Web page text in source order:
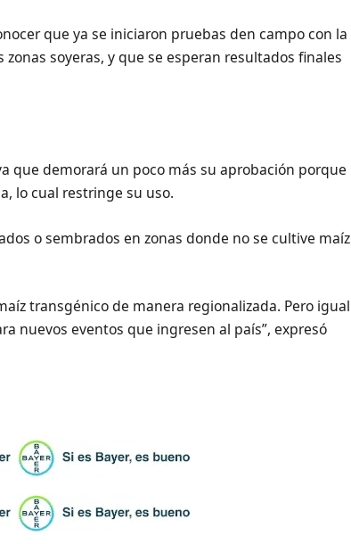
que ya se iniciaron pruebas den campo con la
soyeras, y que se esperan resultados finales
que demorará un poco más su aprobación porque
lo cual restringe su uso.
o sembrados en zonas donde no se cultive maíz
transgénico de manera regionalizada. Pero igual
nuevos eventos que ingresen al país”, expresó